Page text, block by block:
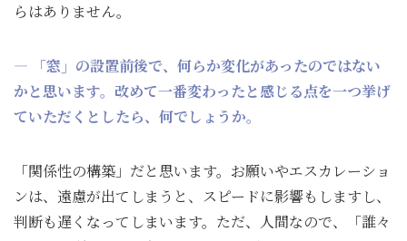
らはありません。
― 「窓」の設置前後で、何らか変化があったのではない
かと思います。改めて一番変わったと感じる点を一つ挙げ
ていただくとしたら、何でしょうか。
「関係性の構築」だと思います。お願いやエスカレーショ
ンは、遠慮が出てしまうと、スピードに影響もしますし、
判断も遅くなってしまいます。ただ、人間なので、「誰々